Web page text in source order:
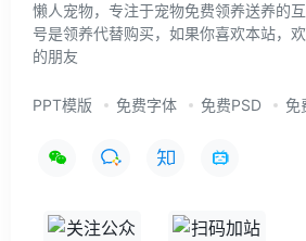
懒人宠物，专注于宠物免费领养送养的
号是领养代替购买，如果你喜欢本站，
的朋友
PPT模版 免费字体 免费PSD 免